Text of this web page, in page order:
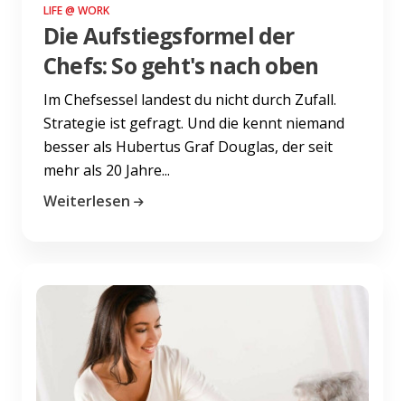
LIFE @ WORK
Die Aufstiegsformel der
Chefs: So geht's nach oben
Im Chefsessel landest du nicht durch Zufall.
Strategie ist gefragt. Und die kennt niemand
besser als Hubertus Graf Douglas, der seit
mehr als 20 Jahre...
Weiterlesen